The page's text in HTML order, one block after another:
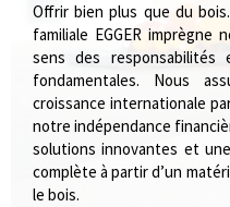
Offrir bien plus que du
familiale EGGER imprègne
sens des
fondamentales. Nous
croissance internationale
notre indépendance
solutions innovantes et
complète à partir d’un
le bois.